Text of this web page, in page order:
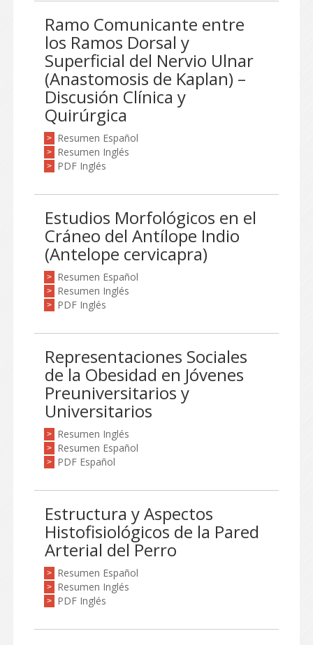
Ramo Comunicante entre
los Ramos Dorsal y
Superficial del Nervio Ulnar
(Anastomosis de Kaplan) –
Discusión Clínica y
Quirúrgica
> Resumen Español
> Resumen Inglés
> PDF Inglés
Estudios Morfológicos en el
Cráneo del Antílope Indio
(Antelope cervicapra)
> Resumen Español
> Resumen Inglés
> PDF Inglés
Representaciones Sociales
de la Obesidad en Jóvenes
Preuniversitarios y
Universitarios
> Resumen Inglés
> Resumen Español
> PDF Español
Estructura y Aspectos
Histofisiológicos de la Pared
Arterial del Perro
> Resumen Español
> Resumen Inglés
> PDF Inglés